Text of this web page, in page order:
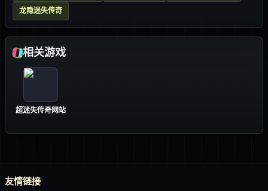
龙隐迷失传奇
相关游戏
超迷失传奇网站
友情链接